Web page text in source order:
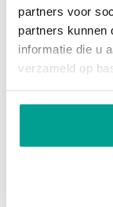
partners voor
partners kunnen
informatie die u
verzameld op
bezichtiging.
Natuurlijk
door het huis,
gemak kunt
soms dingen
de cv-ketel is